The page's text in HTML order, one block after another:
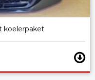
koelerpaket